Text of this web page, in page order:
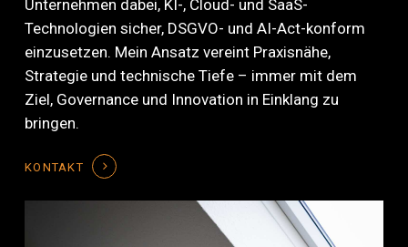
Unternehmen dabei, KI-, Cloud- und SaaS-
Technologien sicher, DSGVO- und AI-Act-konform
einzusetzen. Mein Ansatz vereint Praxisnähe,
Strategie und technische Tiefe – immer mit dem
Ziel, Governance und Innovation in Einklang zu
bringen.
KONTAKT